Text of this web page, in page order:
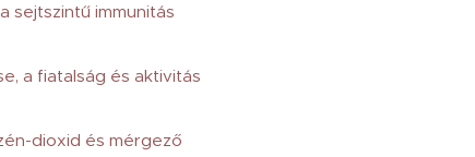
sejtszintű immunitás
a fiatalság és aktivitás
dioxid és mérgező